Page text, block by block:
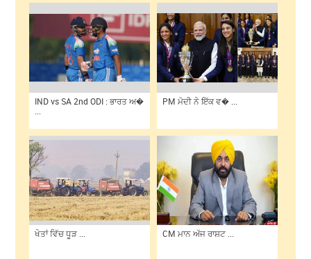
IND vs SA 2nd ODI : ਭਾਰਤ ਅ�
PM ਮੋਦੀ ਨੇ ਇੱਕ ਵ� ...
ਖੇਤਾਂ ਵਿੱਚ ਧੂੜ ... CM ਮਾਨ ਅੱਜ ਰਾਸ਼ਟ ...